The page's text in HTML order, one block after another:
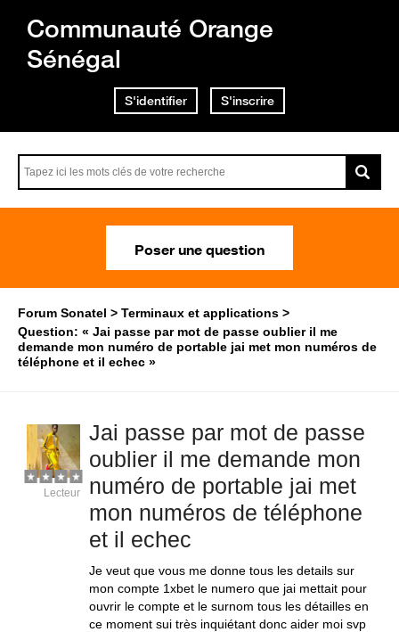
Communauté Orange
Sénégal
S'identifier S'inscrire
Poser une question
Forum Sonatel
Terminaux et applications
Question: « Jai passe par mot de passe oublier il me
demande mon numéro de portable jai met mon numéros de
téléphone et il echec »
Jai passe par mot de passe
oublier il me demande mon
numéro de portable jai met
mon numéros de téléphone
et il echec
Je veut que vous me donne tous les details sur
mon compte 1xbet le numero que jai mettait pour
ouvrir le compte et le surnom tous les détailles en
ce moment sui très inquiétant donc aider moi svp
Lecteur